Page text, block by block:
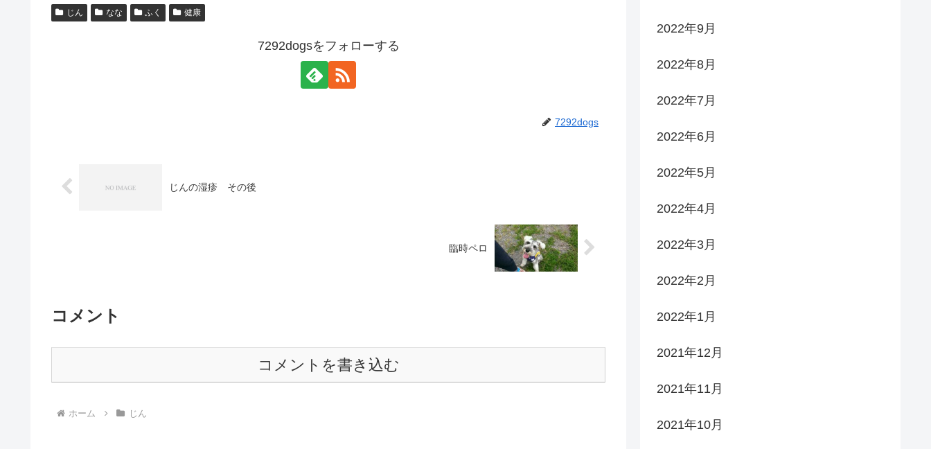
じん なな ふく 健康
7292dogsをフォローする
7292dogs
じんの湿疹 その後
臨時ペロ
コメント
コメントを書き込む
ホーム じん
2022年9月
2022年8月
2022年7月
2022年6月
2022年5月
2022年4月
2022年3月
2022年2月
2022年1月
2021年12月
2021年11月
2021年10月